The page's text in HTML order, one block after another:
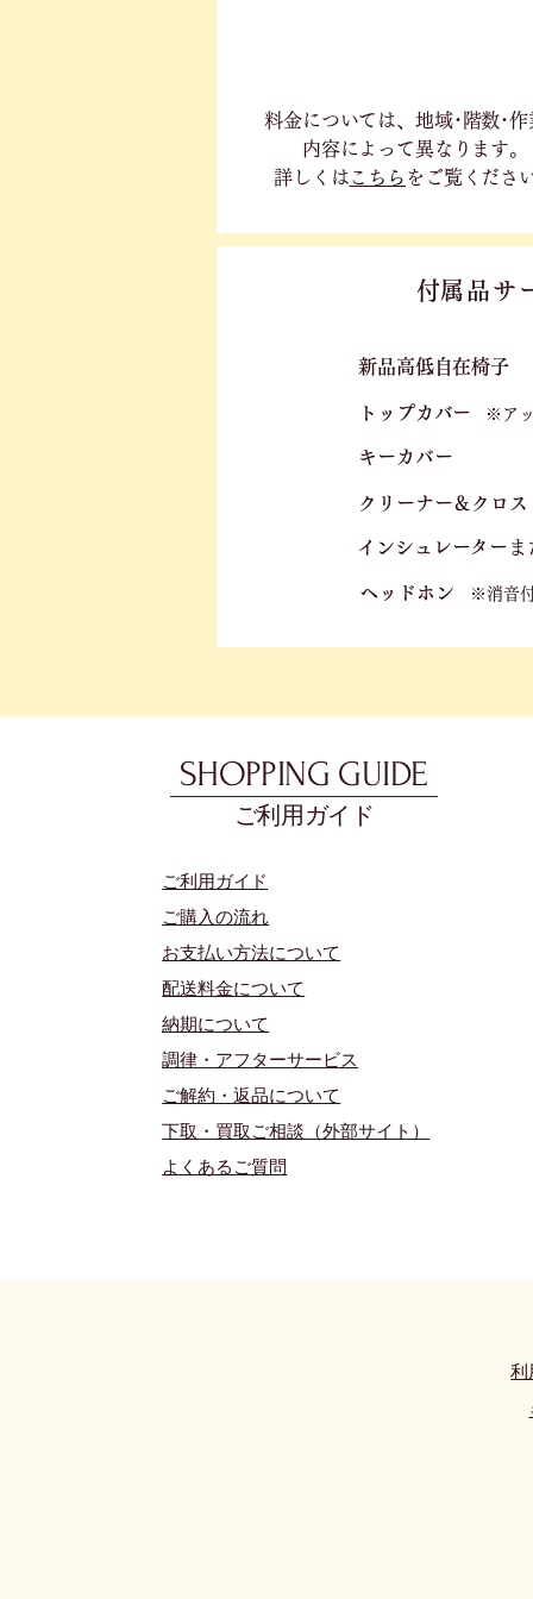
料金については、地域･階数･作
内容に よって異なります。
詳しくはこちら をご覧くださ
付属品サ
新品高低自在椅子​
トップカバー ※ア
キーカバー
クリーナー＆クロス
​ ​インシュレーター ま
ヘッドホン ※消音
SHOPPING GUIDE
ご利用ガイド
​ご利用ガイド
ご購入の流れ
お支払い方法について
配送料金について
​納期について
調律・アフターサービス
ご解約・返品について
下取・買取ご相談（外部サイト）
よくあるご質問
利